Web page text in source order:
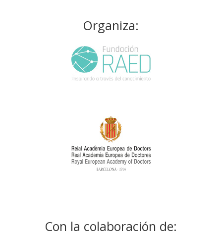
Organiza:
Con la colaboración de: